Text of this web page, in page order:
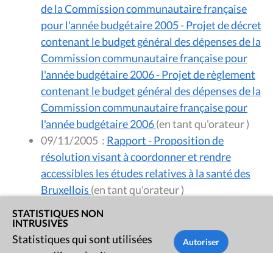
de la Commission communautaire française
pour l'année budgétaire 2005 - Projet de décret
contenant le budget général des dépenses de la
Commission communautaire française pour
l'année budgétaire 2006 - Projet de règlement
contenant le budget général des dépenses de la
Commission communautaire française pour
l'année budgétaire 2006
(en tant qu'orateur )
09/11/2005 : Rapport - Proposition de
résolution visant à coordonner et rendre
accessibles les études relatives à la santé des
Bruxellois
(en tant qu'orateur )
Session 2004 - 2005
STATISTIQUES NON
INTRUSIVES
Statistiques qui sont utilisées